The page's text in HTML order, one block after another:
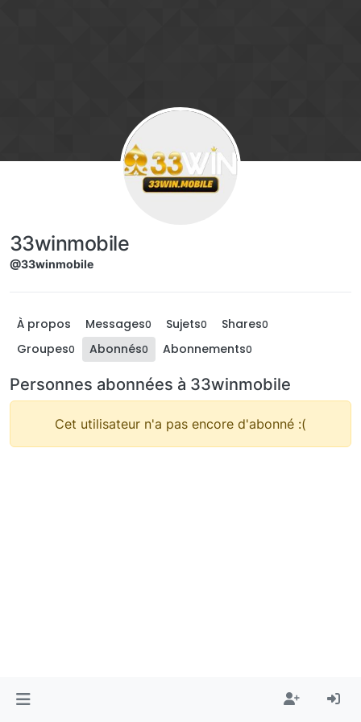
33winmobile
@33winmobile
À propos Messages0 Sujets0 Shares0
Groupes0 Abonnés0 Abonnements0
Personnes abonnées à 33winmobile
Cet utilisateur n'a pas encore d'abonné :(